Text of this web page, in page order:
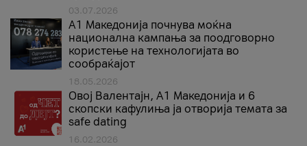
03.07.2026
A1 Македонија почнува моќна
национална кампања за поодговорно
користење на технологијата во
сообраќајот
18.05.2026
Овој Валентајн, A1 Македонија и 6
скопски кафулиња ја отворија темата за
safe dating
16.02.2026